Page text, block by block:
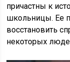
причастны к
школьницы. Ее
восстановить
некоторых